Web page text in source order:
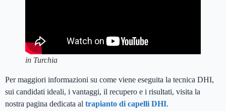
Dimostrazione delle fasi del trapianto di capelli DHI
in Turchia
Per maggiori informazioni su come viene eseguita la tecnica DHI,
sui candidati ideali, i vantaggi, il recupero e i risultati, visita la
nostra pagina dedicata al trapianto di capelli DHI.